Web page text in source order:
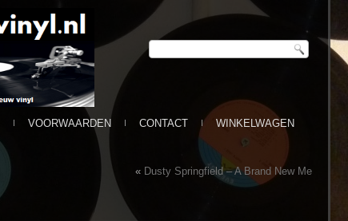
VOORWAARDEN CONTACT
WINKELWAGEN
« Dusty Springfield ‎– A Brand New Me